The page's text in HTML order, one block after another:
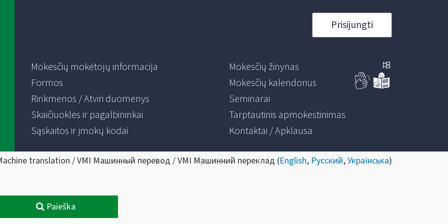
Prisijungti
Mokesčių mokėtojų informacija
Formos
Rinkmenos / Atviri duomenys
Skaičiuoklės ir pagalbininkai
Sąskaitos ir įmokų kodai
Mokesčių žinynas
Mokesčių kalendorius
Seminarai
Tarptautinis apmokestinimas
Kontaktai / Apklausa
translation / VMI Машинный перевод / VMI Машинний переклад (English, Русский,Українська)
Paieška